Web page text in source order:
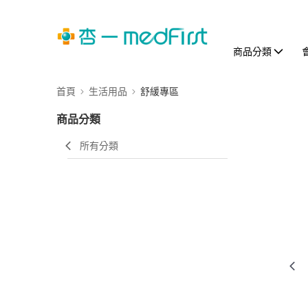
商品分類
首頁 生活用品 舒緩專區
商品分類
所有分類